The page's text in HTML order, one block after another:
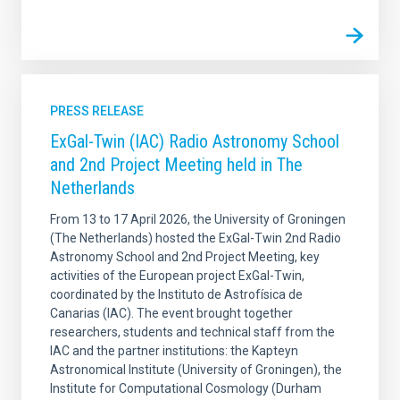
PRESS RELEASE
ExGal-Twin (IAC) Radio Astronomy School
and 2nd Project Meeting held in The
Netherlands
From 13 to 17 April 2026, the University of Groningen
(The Netherlands) hosted the ExGal-Twin 2nd Radio
Astronomy School and 2nd Project Meeting, key
activities of the European project ExGal-Twin,
coordinated by the Instituto de Astrofísica de
Canarias (IAC). The event brought together
researchers, students and technical staff from the
IAC and the partner institutions: the Kapteyn
Astronomical Institute (University of Groningen), the
Institute for Computational Cosmology (Durham